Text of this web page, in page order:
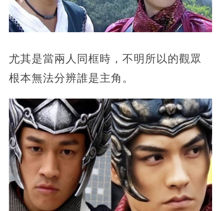
尤其是當兩人同框時，不明所以的觀眾
根本無法分辨誰是主角。